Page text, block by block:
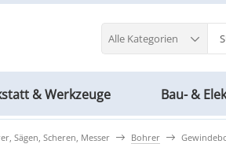
Alle Kategorien
& Werkzeuge Bau- &
Sägen, Scheren, Messer Bohrer